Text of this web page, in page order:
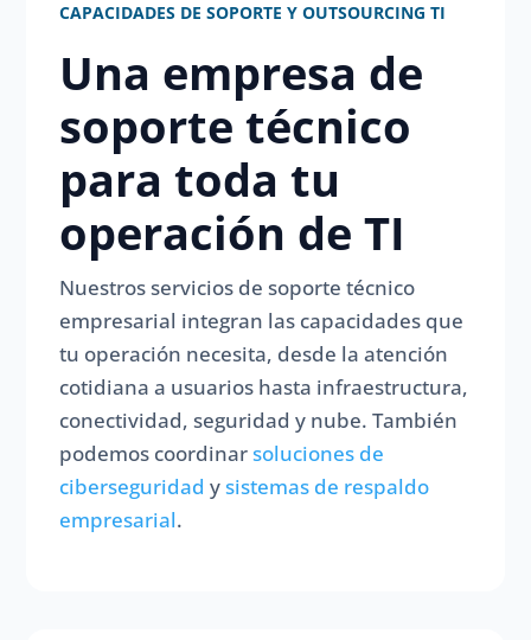
CAPACIDADES DE SOPORTE Y OUTSOURCING TI
Una empresa de
soporte técnico
para toda tu
operación de TI
Nuestros servicios de soporte técnico
empresarial integran las capacidades que
tu operación necesita, desde la atención
cotidiana a usuarios hasta infraestructura,
conectividad, seguridad y nube. También
podemos coordinarsoluciones de
ciberseguridad ysistemas de respaldo
empresarial.